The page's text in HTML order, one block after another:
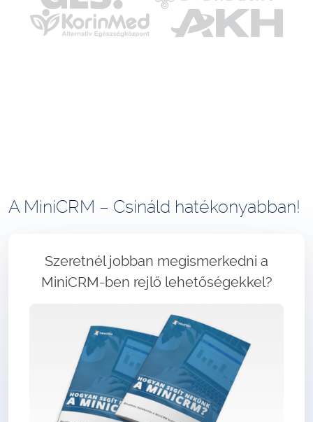
A MiniCRM – Csináld hatékonyabban!
Szeretnél jobban megismerkedni a
MiniCRM-ben rejlő lehetőségekkel?